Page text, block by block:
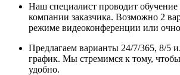
Наш специалист проводит обучение
компании заказчика. Возможно 2
режиме видеоконференции или
Предлагаем варианты 24/7/365, 8/5
график. Мы стремимся к тому,
удобно.